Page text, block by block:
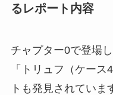
るレポート内容
チャプター0で登場
「トリュフ（ケー
トも発見されていま